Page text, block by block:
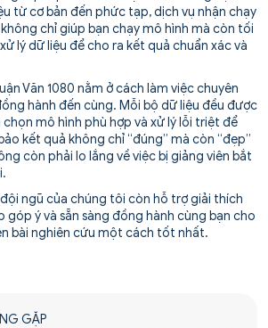
từ cơ bản đến phức tạp, dịch vụ nhận chạy
chỉ giúp bạn chạy mô hình mà còn tối
lý dữ liệu để cho ra kết quả chuẩn xác và
Văn 1080 nằm ở cách làm việc chuyên
hành đến cùng. Mỗi bộ dữ liệu đều được
chọn mô hình phù hợp và xử lý lỗi triệt để
kết quả không chỉ “đúng” mà còn “đẹp”
còn phải lo lắng về việc bị giảng viên bắt
ngũ của chúng tôi còn hỗ trợ giải thích
góp ý và sẵn sàng đồng hành cùng bạn cho
bài nghiên cứu một cách tốt nhất.
GẶP